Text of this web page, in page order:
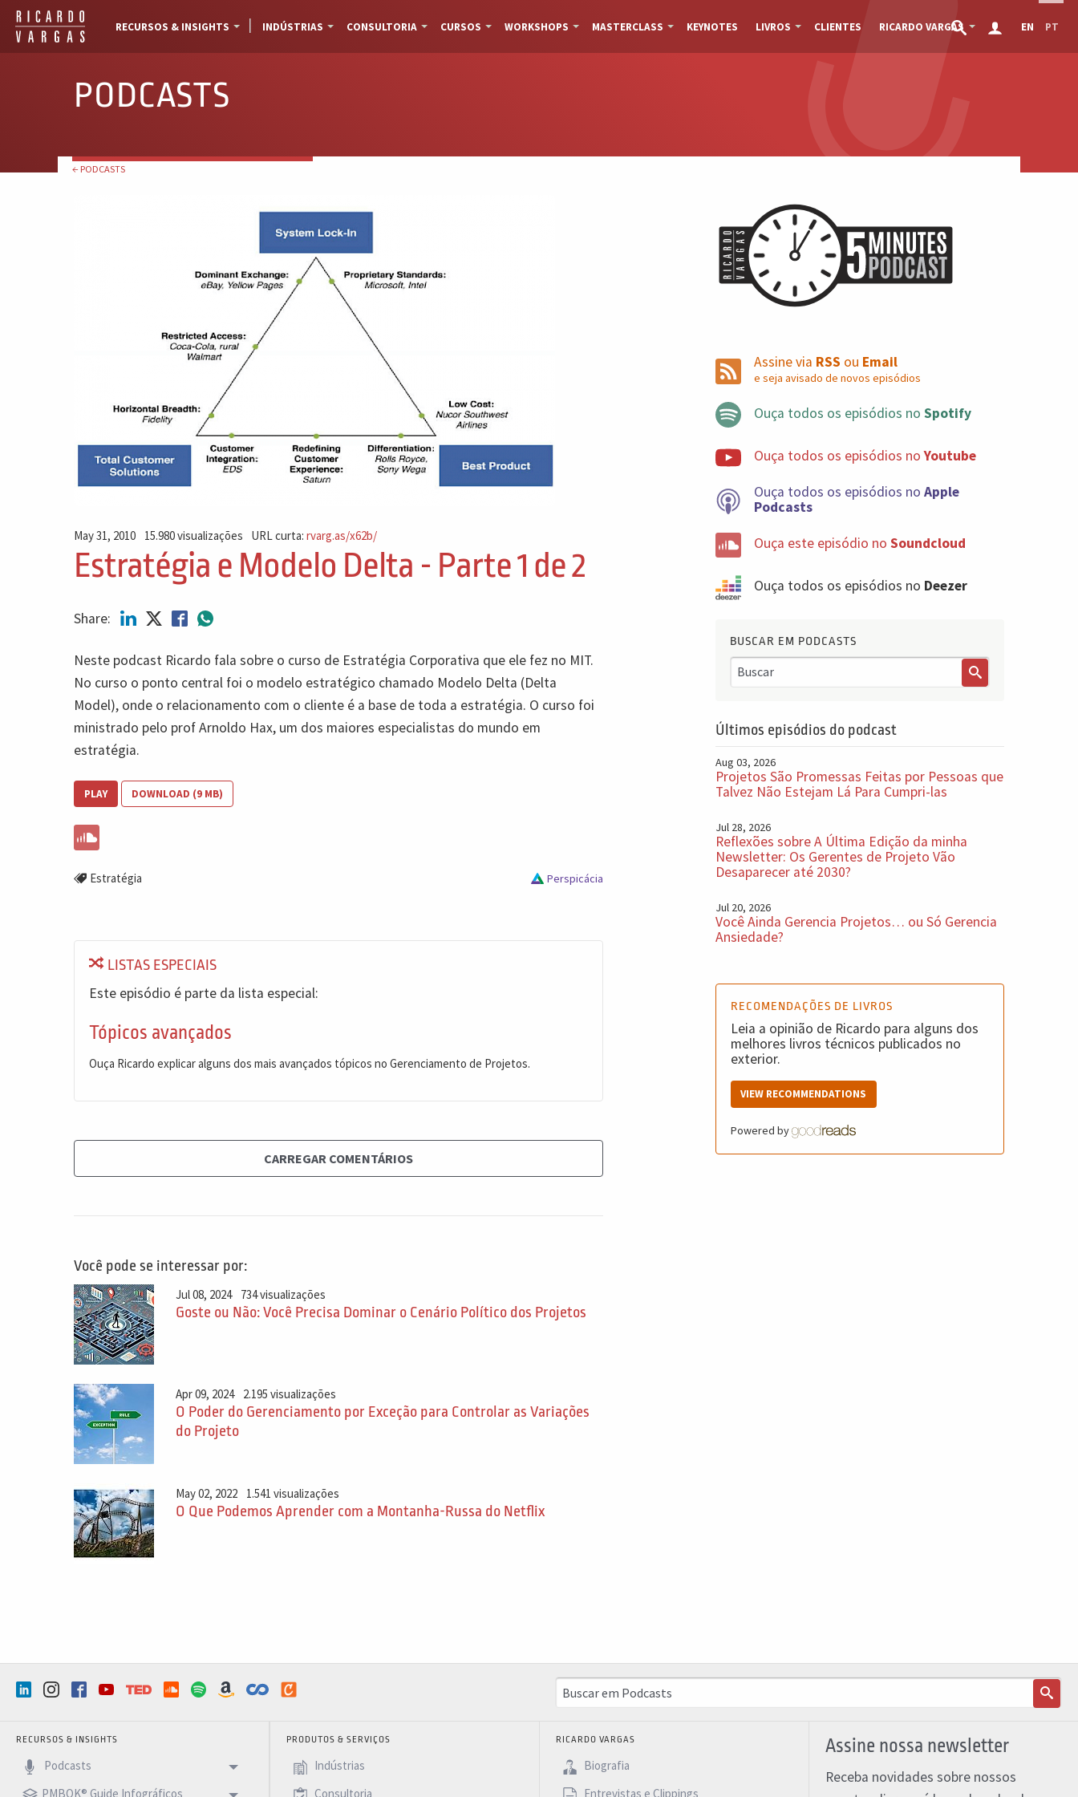
RECURSOS & INSIGHTS INDÚSTRIAS CONSULTORIA CURSOS WORKSHOPS MASTERCLASS KEYNOTES LIVROS CLIENTES RICARDO VARGAS EN PT
PODCASTS
← PODCASTS
May 31, 2010 15.980 visualizações URL curta:rvarg.as/x62b/
Estratégia e Modelo Delta - Parte 1 de 2
Share:
Neste podcast Ricardo fala sobre o curso de Estratégia Corporativa que ele fez no MIT.
No curso o ponto central foi o modelo estratégico chamado Modelo Delta (Delta
Model), onde o relacionamento com o cliente é a base de toda a estratégia. O curso foi
ministrado pelo prof Arnoldo Hax, um dos maiores especialistas do mundo em
estratégia.
PLAY DOWNLOAD (9 MB)
Estratégia Perspicácia
LISTAS ESPECIAIS
Este episódio é parte da lista especial:
Tópicos avançados
Ouça Ricardo explicar alguns dos mais avançados tópicos no Gerenciamento de Projetos.
CARREGAR COMENTÁRIOS
Você pode se interessar por:
Jul 08, 2024 734 visualizações
Goste ou Não: Você Precisa Dominar o Cenário Político dos Projetos
Apr 09, 2024 2.195 visualizações
O Poder do Gerenciamento por Exceção para Controlar as Variações
do Projeto
May 02, 2022 1.541 visualizações
O Que Podemos Aprender com a Montanha-Russa do Netflix
Assine via RSS ou Email
e seja avisado de novos episódios
Ouça todos os episódios no Spotify
Ouça todos os episódios noYoutube
Ouça todos os episódios no Apple
Podcasts
Ouça este episódio no Soundcloud
Ouça todos os episódios no Deezer
BUSCAR EM PODCASTS
Últimos episódios do podcast
Aug 03, 2026
Projetos São Promessas Feitas por Pessoas que
Talvez Não Estejam Lá Para Cumpri-las
Jul 28, 2026
Reflexões sobre A Última Edição da minha
Newsletter: Os Gerentes de Projeto Vão
Desaparecer até 2030?
Jul 20, 2026
Você Ainda Gerencia Projetos… ou Só Gerencia
Ansiedade?
RECOMENDAÇÕES DE LIVROS
Leia a opinião de Ricardo para alguns dos
melhores livros técnicos publicados no
exterior.
VIEW RECOMMENDATIONS
Powered by
RECURSOS & INSIGHTS
Podcasts
PMBOK® Guide Infográficos
PRODUTOS & SERVIÇOS
Indústrias
Consultoria
RICARDO VARGAS
Biografia
Entrevistas e Clippings
Assine nossa newsletter
Receba novidades sobre nossos